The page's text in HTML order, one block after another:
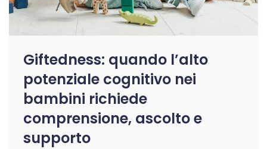
Giftedness: quando l’alto
potenziale cognitivo nei
bambini richiede
comprensione, ascolto e
supporto